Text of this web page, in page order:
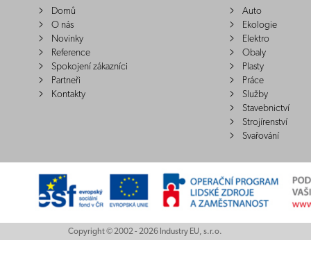
Domů
O nás
Novinky
Reference
Spokojení zákazníci
Partneři
Kontakty
Auto
Ekologie
Elektro
Obaly
Plasty
Práce
Služby
Stavebnictví
Strojírenství
Svařování
Copyright © 2002 - 2026 Industry EU, s.r.o.